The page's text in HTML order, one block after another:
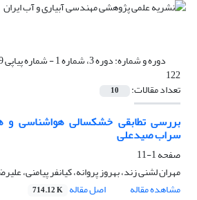
دوره و شماره:
122
تعداد مقالات: 10
بررسی تطابقی خشکسالی هواشناسی و
سراب صیدعلی
صفحه1-11
مهران لشنی زند، بهروز پروانه، کیانفر پیامنی،
مشاهده مقاله
اصل مقاله 714.12 K